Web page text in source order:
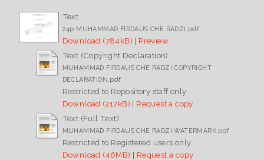
Text
24p MUHAMMAD FIRDAUS CHE RADZI.pdf
Download (784kB) | Preview
Text (Copyright Declaration)
MUHAMMAD FIRDAUS CHE RADZI COPYRIGHT
DECLARATION.pdf
Restricted to Repository staff only
Download (217kB) | Request a copy
Text (Full Text)
MUHAMMAD FIRDAUS CHE RADZI WATERMARK.pdf
Restricted to Registered users only
Download (46MB) | Request a copy